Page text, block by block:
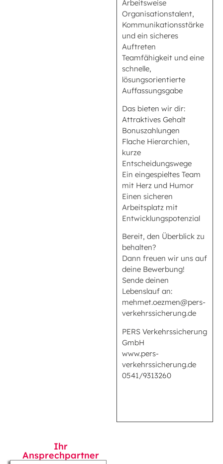
Arbeitsweise
Organisationstalent,
Kommunikationsstärke
und ein sicheres
Auftreten
Teamfähigkeit und eine
schnelle,
lösungsorientierte
Auffassungsgabe
Das bieten wir dir:
Attraktives Gehalt
Bonuszahlungen
Flache Hierarchien,
kurze
Entscheidungswege
Ein eingespieltes Team
mit Herz und Humor
Einen sicheren
Arbeitsplatz mit
Entwicklungspotenzial
Bereit, den Überblick zu
behalten?
Dann freuen wir uns auf
deine Bewerbung!
Sende deinen
Lebenslauf an:
mehmet.oezmen@pers-
verkehrssicherung.de
PERS Verkehrssicherung
GmbH
www.pers-
verkehrssicherung.de
0541/9313260
Ihr
Ansprechpartner